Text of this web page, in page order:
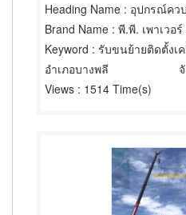
Heading Name : อุปกรณ์ควบคุมและระบบติดตั้งอุตสาหก
Brand Name : พี.พี. เพาเวอร์
Keyword : รับขนย้ายติดตั้งเ
อำเภอบางพลี
Views : 1514 Time(s)